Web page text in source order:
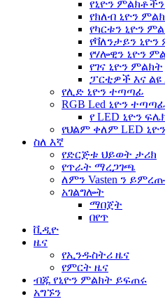
የኒዮን
የክለብ ኒዮን
የካርቱን ኒዮን
የቫለንታይን ኒዮን
የሃሎዊን ኒዮን
የገና ኒዮን ምልክት
ፓርቲዎች እና
የሊድ ኒዮን ተጣጣፊ
RGB Led ኒዮን ተጣጣፊ
የ LED ኒዮን
የህልም ቀለም LED
ስለ እኛ
የድርጅቱ ህይወት ታሪክ
የጥራት ማረጋገጫ
ለምን Vasten ን
አገልግሎት
ማበጀት
በየጥ
ቪዲዮ
ዜና
የኢንዱስትሪ ዜና
የምርት ዜና
ብጁ የኒዮን ምልክት ይፍጠሩ
አግኙን